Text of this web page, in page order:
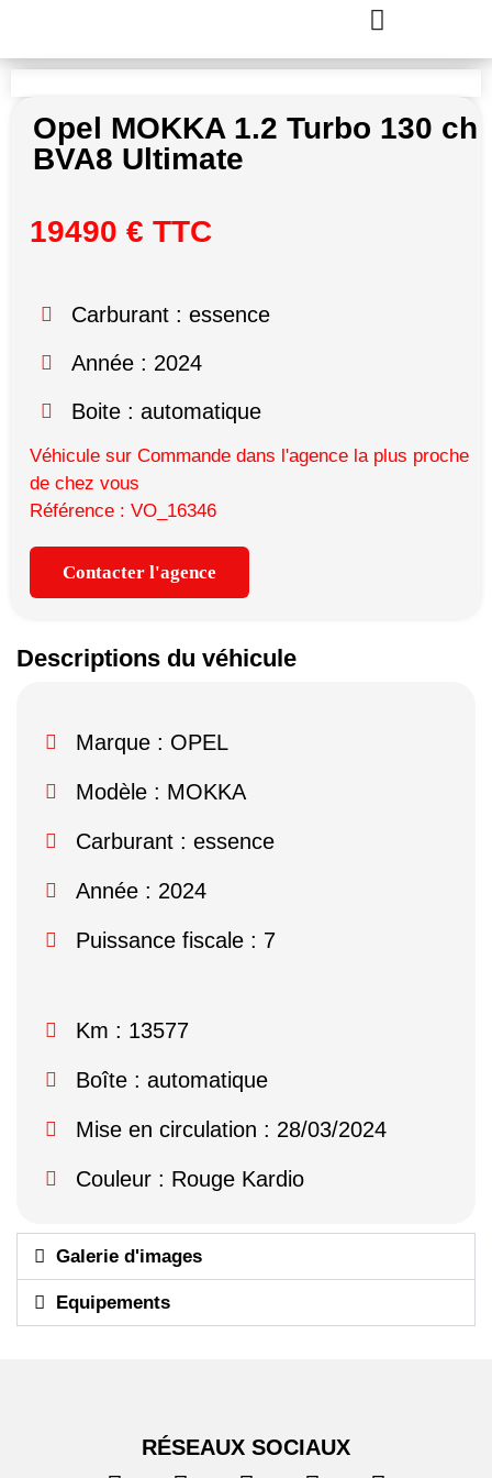
Opel MOKKA 1.2 Turbo 130 ch
BVA8 Ultimate
19490 € TTC
Carburant : essence
Année : 2024
Boite : automatique
Véhicule sur Commande dans l'agence la plus proche
de chez vous
Référence : VO_16346
Contacter l'agence
Descriptions du véhicule
Marque : OPEL
Modèle : MOKKA
Carburant : essence
Année : 2024
Puissance fiscale : 7
Km : 13577
Boîte : automatique
Mise en circulation : 28/03/2024
Couleur : Rouge Kardio
Galerie d'images
Equipements
RÉSEAUX SOCIAUX